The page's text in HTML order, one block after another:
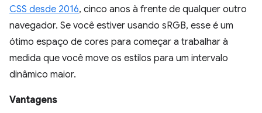
CSS desde 2016, cinco anos à frente de qualquer outro
navegador. Se você estiver usando sRGB, esse é um
ótimo espaço de cores para começar a trabalhar à
medida que você move os estilos para um intervalo
dinâmico maior.
Vantagens